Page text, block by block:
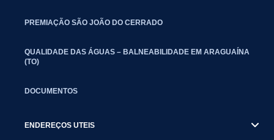
PREMIAÇÃO SÃO JOÃO DO CERRADO
QUALIDADE DAS ÁGUAS – BALNEABILIDADE EM ARAGUAÍNA
(TO)
DOCUMENTOS
ENDEREÇOS UTEIS